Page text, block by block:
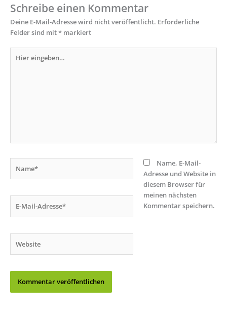
Schreibe einen Kommentar
Deine E-Mail-Adresse wird nicht veröffentlicht. Erforderliche
Felder sind mit* markiert
eingeben…
Mail-
Name, E-Mail-
Adresse und Website in
diesem Browser für
meinen nächsten
Kommentar speichern.